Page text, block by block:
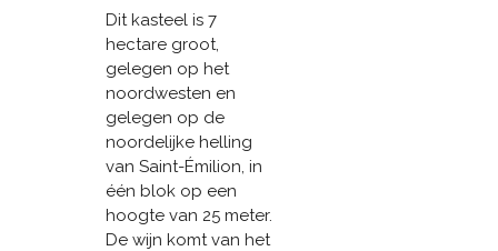
Dit kasteel is 7
hectare groot,
gelegen op het
noordwesten en
gelegen op de
noordelijke helling
van Saint-Émilion, in
één blok op een
hoogte van 25 meter.
De wijn komt van het